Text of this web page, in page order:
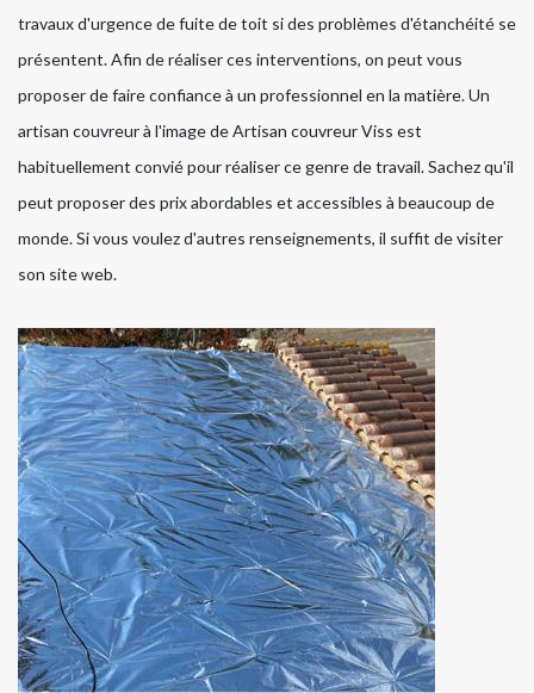
travaux d'urgence de fuite de toit si des problèmes d'étanchéité se
présentent. Afin de réaliser ces interventions, on peut vous
proposer de faire confiance à un professionnel en la matière. Un
artisan couvreur à l'image de Artisan couvreur Viss est
habituellement convié pour réaliser ce genre de travail. Sachez qu'il
peut proposer des prix abordables et accessibles à beaucoup de
monde. Si vous voulez d'autres renseignements, il suffit de visiter
son site web.